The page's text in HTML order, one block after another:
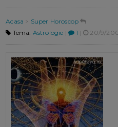
Acasa > Super Horoscop
Tema: Astrologie | 1 | 20/9/